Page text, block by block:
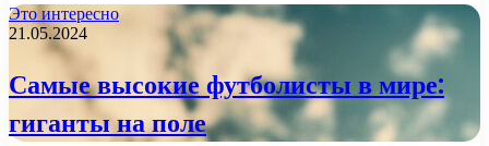
Это интересно
21.05.2024
Самые высокие футболисты в мире:
гиганты на поле